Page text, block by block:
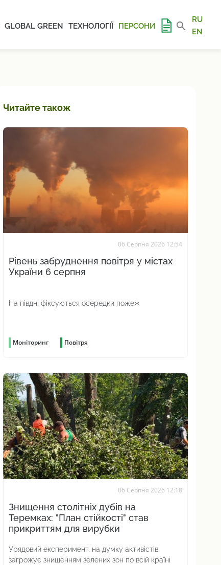
GLOBAL GREEN ТЕХНОЛОГІЇ ПЕРСОНИ
RU
EN
Читайте також
06 Серпня 2026 12:54
Рівень забруднення повітря у містах
України 6 серпня
На півдні фіксуються осередки пожеж
Моніторинг Повітря
06 Серпня 2026 12:18
Знищення столітніх дубів на
Теремках: "План стійкості" став
прикриттям для вирубки
Урядовий експеримент, на думку активістів,
загрожує знищенням зелених зон по всій країні